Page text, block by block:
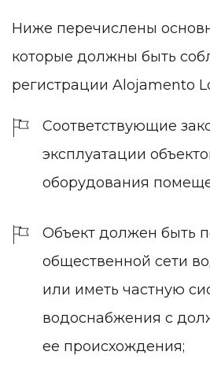
Ниже перечислены
которые должны быть
регистрации Alojamento
Соответствующие
эксплуатации
оборудования
Объект должен быть
общественной сети
или иметь частную
водоснабжения с
ее происхождения;